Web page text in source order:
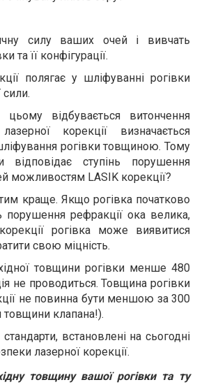
силу ваших очей і вивчать
та її конфігурації.
полягає у шліфуванні рогівки
сили.
відбувається витончення
корекції визначається
рогівки товщиною. Тому
ступінь порушення
можливостям LASIK корекції?
краще. Якщо рогівка початково
порушення рефракції ока велика,
рогівка може виявитися
свою міцність.
товщини рогівки менше 480
не проводиться. Товщина рогівки
не повинна бути меншою за 300
клапана!).
встановлені на сьогодні
лазерної корекції.
товщину вашої рогівки та ту